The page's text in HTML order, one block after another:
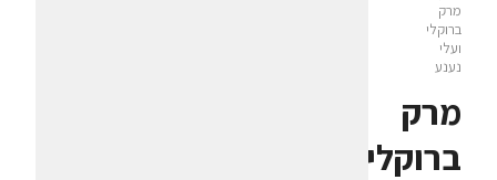
מרק
ברוקלי
ועלי
נענע
מרק
ברוקלי